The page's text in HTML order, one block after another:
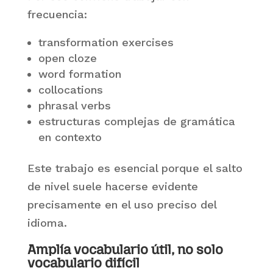
frecuencia:
transformation exercises
open cloze
word formation
collocations
phrasal verbs
estructuras complejas de gramática
en contexto
Este trabajo es esencial porque el salto
de nivel suele hacerse evidente
precisamente en el uso preciso del
idioma.
Amplía vocabulario útil, no solo
vocabulario difícil